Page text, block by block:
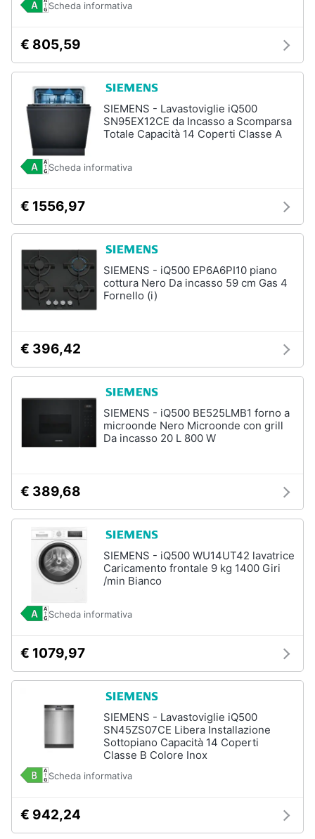
Casalinghi
Abbigliamento
Animali
Motori
Libri,
cd
dvd
e
ricorrenze
Promozioni
clienti
Esci
Scheda informativa
€ 805,59
SIEMENS - Lavastoviglie iQ500
SN95EX12CE da Incasso a Scomparsa
Totale Capacità 14 Coperti Classe A
Scheda informativa
€ 1556,97
SIEMENS - iQ500 EP6A6PI10 piano
cottura Nero Da incasso 59 cm Gas 4
Fornello (i)
€ 396,42
SIEMENS - iQ500 BE525LMB1 forno a
microonde Nero Microonde con grill
Da incasso 20 L 800 W
€ 389,68
SIEMENS - iQ500 WU14UT42 lavatrice
Caricamento frontale 9 kg 1400 Giri
/min Bianco
Scheda informativa
€ 1079,97
SIEMENS - Lavastoviglie iQ500
SN45ZS07CE Libera Installazione
Sottopiano Capacità 14 Coperti
Classe B Colore Inox
Scheda informativa
€ 942,24